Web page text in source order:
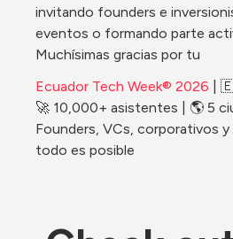
invitando founders e
eventos o formando parte
Muchísimas gracias por tu
Ecuador Tech Week® 2026 |
🚀 10,000+ asistentes | 🌎 5
Founders, VCs, corporativos y
todo es posible